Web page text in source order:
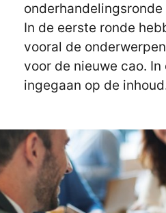
In de eerste ronde
vooral de
voor de nieuwe cao.
ingegaan op de